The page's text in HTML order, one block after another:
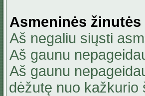
Asmeninės žinutės
Aš negaliu siųsti
Aš gaunu
Aš gaunu
dėžutę nuo kažkurio